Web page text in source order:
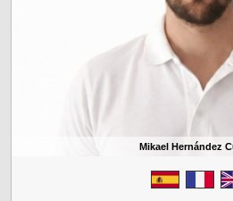
Mikael Hernández